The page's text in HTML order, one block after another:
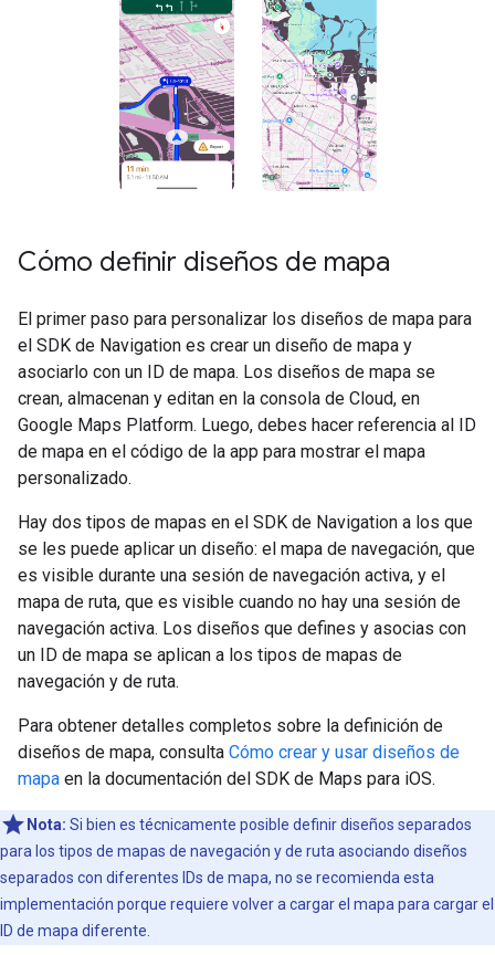
Cómo definir diseños de mapa
El primer paso para personalizar los diseños de mapa para
el SDK de Navigation es crear un diseño de mapa y
asociarlo con un ID de mapa. Los diseños de mapa se
crean, almacenan y editan en la consola de Cloud, en
Google Maps Platform. Luego, debes hacer referencia al ID
de mapa en el código de la app para mostrar el mapa
personalizado.
Hay dos tipos de mapas en el SDK de Navigation a los que
se les puede aplicar un diseño: el mapa de navegación, que
es visible durante una sesión de navegación activa, y el
mapa de ruta, que es visible cuando no hay una sesión de
navegación activa. Los diseños que defines y asocias con
un ID de mapa se aplican a los tipos de mapas de
navegación y de ruta.
Para obtener detalles completos sobre la definición de
diseños de mapa, consulta Cómo crear y usar diseños de
mapa en la documentación del SDK de Maps para iOS.
Nota: Si bien es técnicamente posible definir diseños separados
para los tipos de mapas de navegación y de ruta asociando diseños
separados con diferentes IDs de mapa, no se recomienda esta
implementación porque requiere volver a cargar el mapa para cargar el
ID de mapa diferente.